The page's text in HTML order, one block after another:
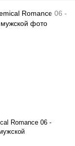
Romance 06 -